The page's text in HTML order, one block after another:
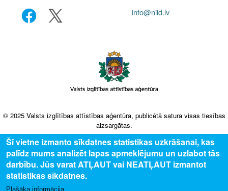
info@niid.lv
© 2025 Valsts izglītības attīstības aģentūra, publicētā satura visas tiesības
aizsargātas.
Šī vietne izmanto sīkdatnes statistikas uzkrāšanai, kas
palīdz mums analizēt lapas apmeklējumu un uzlabot tās
darbību. Jūs varat ATĻAUT vai NEATĻAUT izmantot
statistikas sīkdatnes.
Plašāka informācija